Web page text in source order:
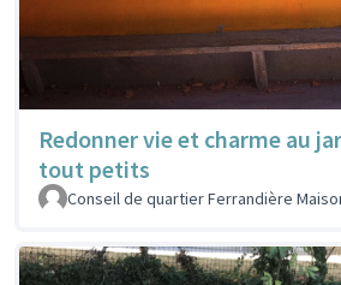
Redonner vie et charme au
tout petits
Conseil de quartier Ferrandière